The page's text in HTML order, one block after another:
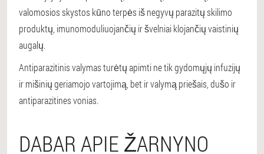
valomosios skystos kūno terpės iš negyvų parazitų skilimo
produktų, imunomoduliuojančių ir švelniai klojančių vaistinių
augalų.
Antiparazitinis valymas turėtų apimti ne tik gydomųjų infuzijų
ir mišinių geriamojo vartojimą, bet ir valymą priešais, dušo ir
antiparazitines vonias.
DABAR APIE ŽARNYNO